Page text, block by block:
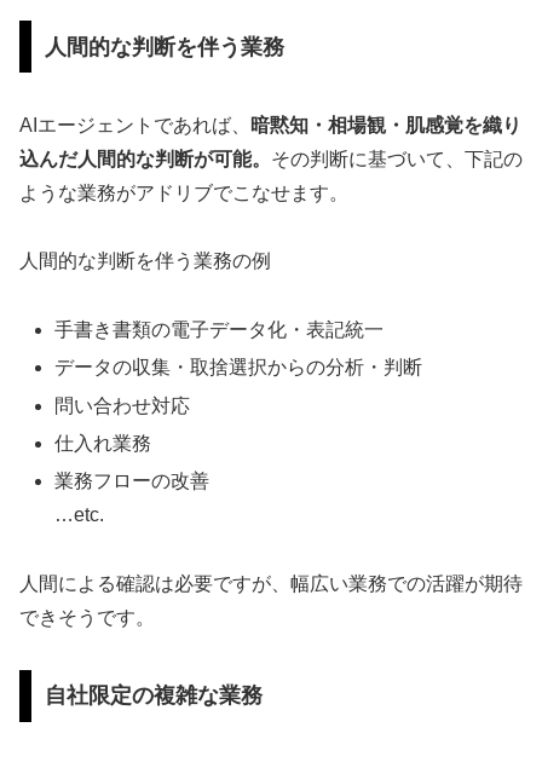
人間的な判断を伴う業務
AIエージェントであれば、
暗黙知・相場観・肌感覚を織り
込んだ人間的な判断が可能。 その判断に基づいて、下記の
ような業務がアドリブでこなせます。
人間的な判断を伴う業務の例
手書き書類の電子データ化・表記統一
データの収集・取捨選択からの分析・判断
問い合わせ対応
仕入れ業務
業務フローの改善
…etc.
人間による確認は必要ですが、幅広い業務での活躍が期待
できそうです。
自社限定の複雑な業務